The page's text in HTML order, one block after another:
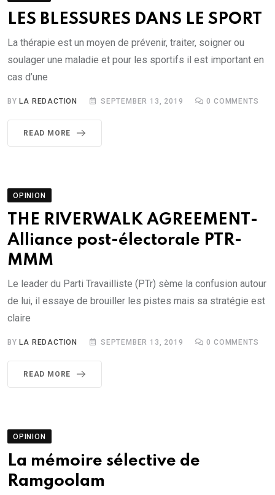
LES BLESSURES DANS LE SPORT
La thérapie est un moyen de prévenir, traiter, soigner ou
soulager une maladie et pour les sportifs il est important en
cas d’une
BYLA REDACTION SEPTEMBER 13, 2019 0 COMMENTS
READ MORE
OPINION
THE RIVERWALK AGREEMENT-
Alliance post-électorale PTR-
MMM
Le leader du Parti Travailliste (PTr) sème la confusion autour
de lui, il essaye de brouiller les pistes mais sa stratégie est
claire
BYLA REDACTION SEPTEMBER 13, 2019 0 COMMENTS
READ MORE
OPINION
La mémoire sélective de
Ramgoolam